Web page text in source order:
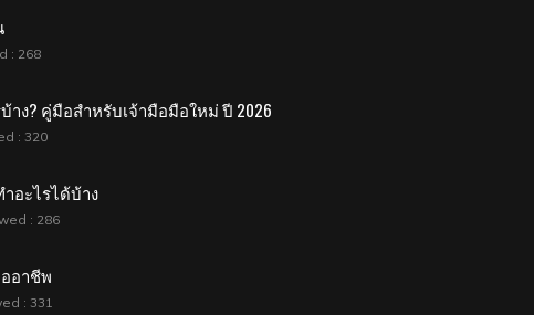
: 268
าง? คู่มือสำหรับเจ้ามือมือใหม่ ปี 2026
: 320
ำอะไรได้บ้าง
: 286
อาชีพ
: 331